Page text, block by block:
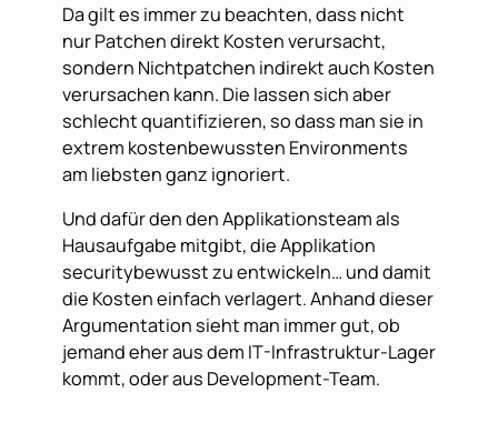
Da gilt es immer zu beachten, dass nicht
nur Patchen direkt Kosten verursacht,
sondern Nichtpatchen indirekt auch Kosten
verursachen kann. Die lassen sich aber
schlecht quantifizieren, so dass man sie in
extrem kostenbewussten Environments
am liebsten ganz ignoriert.
Und dafür den den Applikationsteam als
Hausaufgabe mitgibt, die Applikation
securitybewusst zu entwickeln… und damit
die Kosten einfach verlagert. Anhand dieser
Argumentation sieht man immer gut, ob
jemand eher aus dem IT-Infrastruktur-Lager
kommt, oder aus Development-Team.